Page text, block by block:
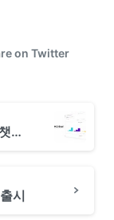
on Twitter
다투모 이밸 성공 사례: 대고객 챗봇 유해성 평가 및 레드팀
시